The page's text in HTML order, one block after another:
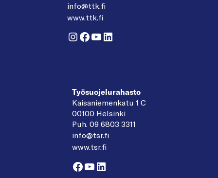
info@ttk.fi
www.ttk.fi
Instagram
Facebook
YouTube
LinkedIn
Työsuojelurahasto
Kaisaniemenkatu 1 C
00100 Helsinki
Puh. 09 6803 3311
info@tsr.fi
www.tsr.fi
Facebook
YouTube
LinkedIn